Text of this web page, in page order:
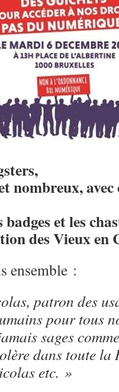
nombreux,
et les
des Vieux en
ensemble :
patron des
pour tous
sages
dans toute la
etc. »